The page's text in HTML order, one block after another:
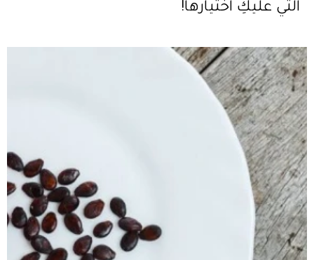
التي عليكِ اختيارها!